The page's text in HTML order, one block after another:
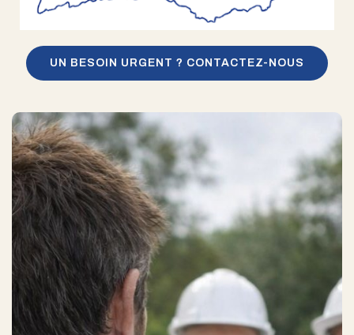
UN BESOIN URGENT ? CONTACTEZ-NOUS